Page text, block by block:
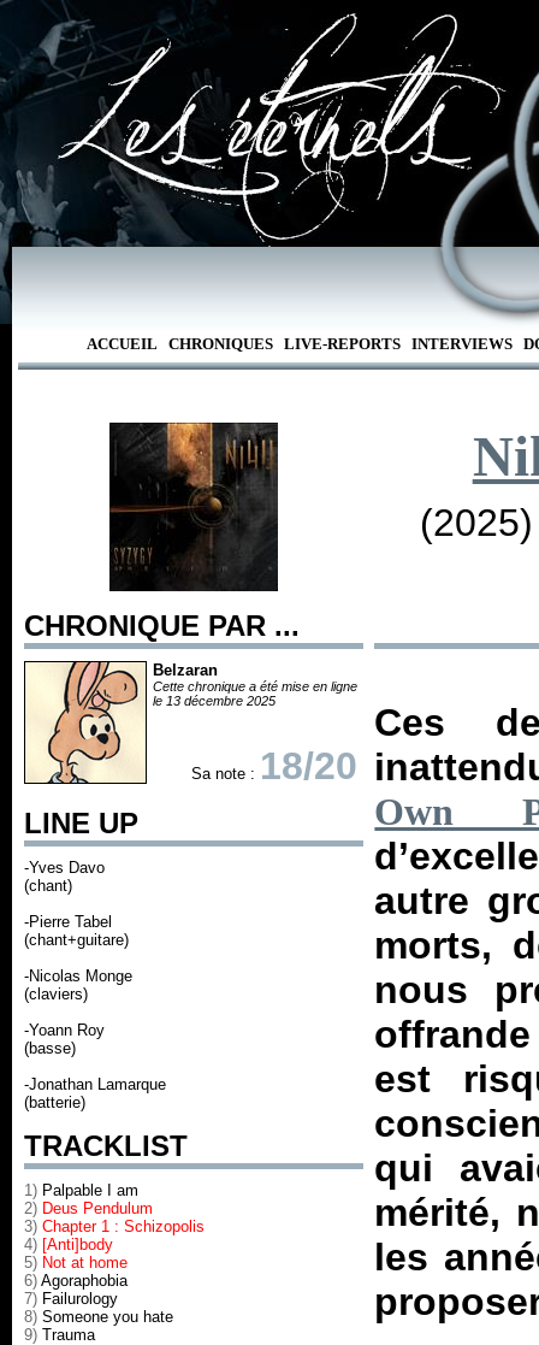
ACCUEIL CHRONIQUES LIVE-REPORTS INTERVIEWS
CHRONIQUE PAR ...
Belzaran
Cette chronique a été mise en ligne
le 13 décembre 2025
Sa note : 18/20
LINE UP
-Yves Davo
(chant)
-Pierre Tabel
(chant+guitare)
-Nicolas Monge
(claviers)
-Yoann Roy
(basse)
-Jonathan Lamarque
(batterie)
TRACKLIST
1) Palpable I am
2) Deus Pendulum
3) Chapter 1 : Schizopolis
4) [Anti]body
5) Not at home
6) Agoraphobia
7) Failurology
8) Someone you hate
9) Trauma
Ces
Own
autre
morts,
nous
est
qui
mérité,
les